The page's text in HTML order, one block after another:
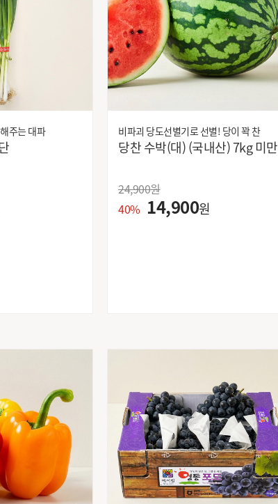
크린랩 팔도
풀무원 풀무원 주식회사
피엔지 피죤
하은유통 한국야쿠르트
한성 한성기업(주)
해태HTB
효자식품
주는 대파
국내산) 단
비파괴 당도선별기로 선별! 당이 꽉 찬
당찬 수박(대) (국내산) 7kg 미만
24,900원
40% 14,900원